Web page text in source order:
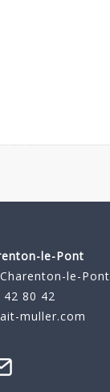
le-Pont
le-Pont
42 80 42
muller.com